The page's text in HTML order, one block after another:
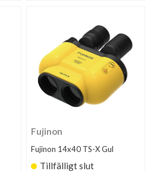
Fujinon
Fujinon 14x40 TS-X Gul
Tillfälligt slut